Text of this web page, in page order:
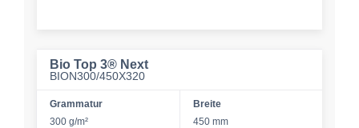
Bio Top 3® Next
BION300/450X320
Grammatur
300 g/m²
Breite
450 mm